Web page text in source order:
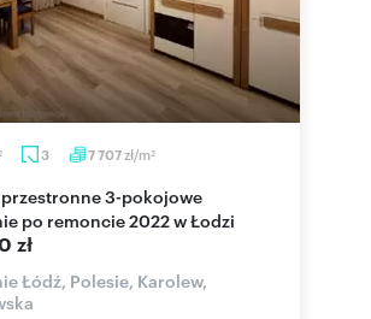
3 7 707zł/m2
po remoncie 2022 w Łodzi
zł
Łódź, Polesie, Karolew,